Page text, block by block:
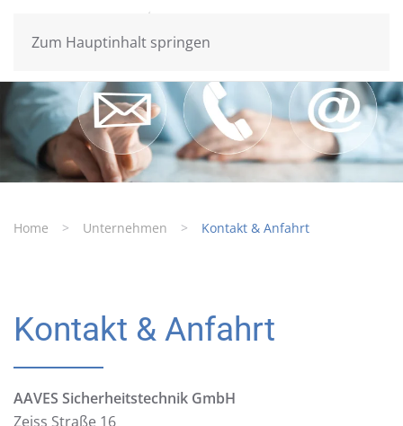
Zum Hauptinhalt springen
Home Unternehmen Kontakt & Anfahrt
Kontakt & Anfahrt
AAVES Sicherheitstechnik GmbH
Zeiss Straße 16